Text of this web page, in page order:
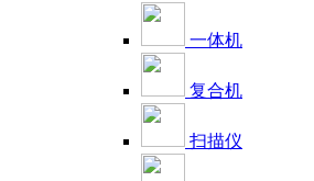
一体机
复合机
扫描仪